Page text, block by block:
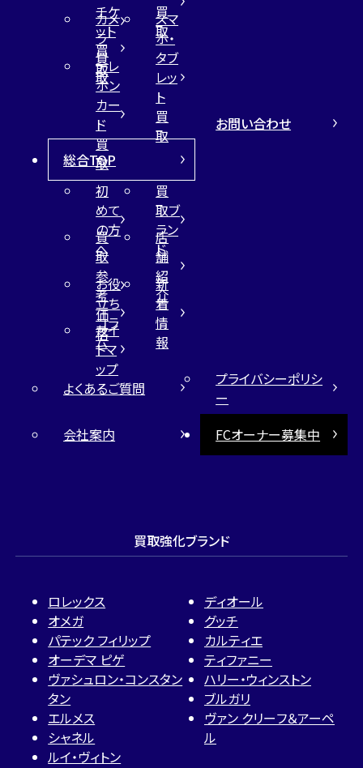
チケ
ット
買
取
買
取
カメ
ラ
買
取
スマ
ホ・
タブ
レッ
ト
買
取
テレ
ホン
カー
ド
買
取
総合TOP
初
めて
の方
へ
買
取ブ
ラン
ド
買
取
参
考
価
格
店
舗
紹
介
お役
立ち
コラ
ム
新
着
情
報
サイ
トマ
ップ
お問い合わせ
よくあるご質問
プライバシーポリシ
ー
会社案内
FCオーナー募集中
買取強化ブランド
ロレックス
オメガ
パテック フィリップ
オーデマ ピゲ
ヴァシュロン・コンスタン
タン
エルメス
シャネル
ルイ・ヴィトン
ディオール
グッチ
カルティエ
ティファニー
ハリー・ウィンストン
ブルガリ
ヴァン クリーフ＆アーペ
ル